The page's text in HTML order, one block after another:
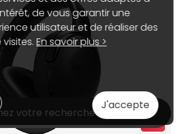
votre recherche
de vous garantir une
utilisateur et de réaliser des
visites.En savoir plus >
J'accepte